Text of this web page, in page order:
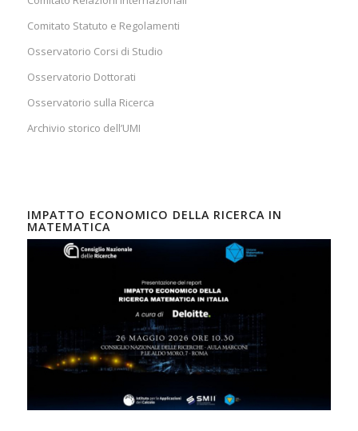
Comitato Statuto e Regolamenti
Osservatorio Corsi di Studio
Osservatorio Dottorati
Osservatorio sulla Ricerca
Archivio storico dell’UMI
IMPATTO ECONOMICO DELLA RICERCA IN
MATEMATICA